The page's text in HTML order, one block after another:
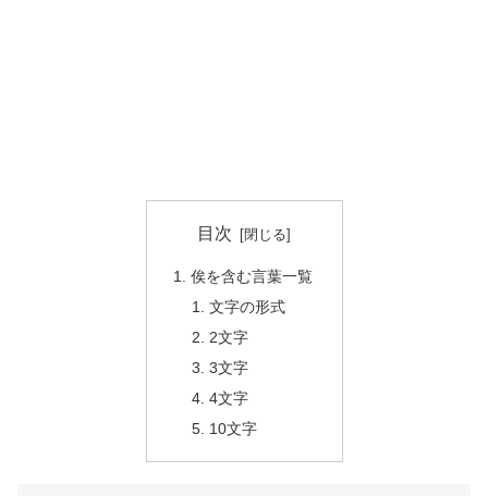
目次
俟を含む言葉一覧
文字の形式
2文字
3文字
4文字
10文字